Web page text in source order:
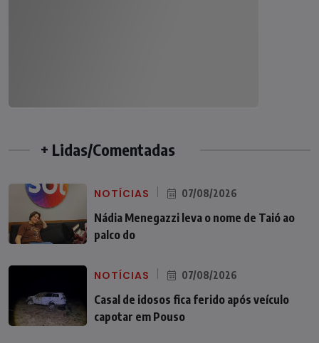
+ Lidas/Comentadas
NOTÍCIAS 07/08/2026
Nádia Menegazzi leva o nome de Taió ao
palco do
NOTÍCIAS 07/08/2026
Casal de idosos fica ferido após veículo
capotar em Pouso